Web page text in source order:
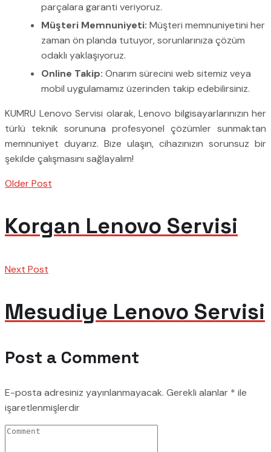
parçalara garanti veriyoruz.
Müşteri Memnuniyeti: Müşteri memnuniyetini her
zaman ön planda tutuyor, sorunlarınıza çözüm
odaklı yaklaşıyoruz.
Online Takip: Onarım sürecini web sitemiz veya
mobil uygulamamız üzerinden takip edebilirsiniz.
KUMRU Lenovo Servisi olarak, Lenovo bilgisayarlarınızın her
türlü teknik sorununa profesyonel çözümler sunmaktan
memnuniyet duyarız. Bize ulaşın, cihazınızın sorunsuz bir
şekilde çalışmasını sağlayalım!
Older Post
Korgan Lenovo Servisi
Next Post
Mesudiye Lenovo Servisi
Post a Comment
E-posta adresiniz yayınlanmayacak. Gerekli alanlar * ile
işaretlenmişlerdir